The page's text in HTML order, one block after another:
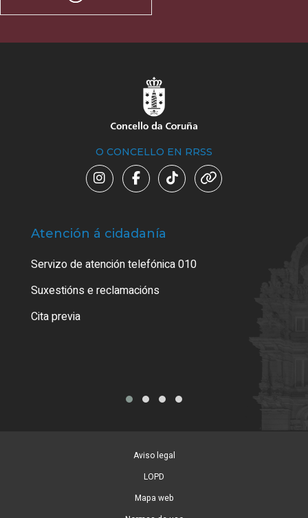
O CONCELLO EN RRSS
Atención á cidadanía
Servizo de atención telefónica 010
Suxestións e reclamacións
Cita previa
Aviso legal
LOPD
Mapa web